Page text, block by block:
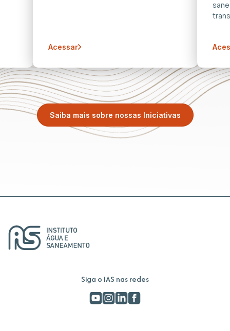
Acessar
Saiba mais sobre nossas Iniciativas
Siga o IAS nas redes